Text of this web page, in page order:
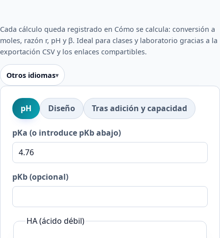
Cada cálculo queda registrado en Cómo se calcula: conversión a
moles, razón r, pH y β. Ideal para clases y laboratorio gracias a la
exportación CSV y los enlaces compartibles.
Otros idiomas
pH Diseño Tras adición y capacidad
pKa (o introduce pKb abajo)
pKb (opcional)
HA (ácido débil)